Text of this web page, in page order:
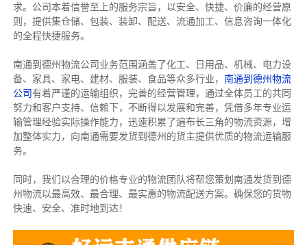
求。公司本着信誉至上的服务宗旨，以安全、快捷、价廉的经营原
则，提供集仓储、包装、装卸、配送、流通加工、信息咨询一体化
的全程快捷服务。
南通到德州物流公司业务范围涵盖了化工、日用品、机械、电力设
备、家具、家电、建材、服装、食品等众多行业， 南通到德州物流
公司有着严谨的运输组织，完善的经营管理，通过全体员工的共同
努力和客户支持、信赖下，不断得以发展和完善，凭借多年专业运
输管理经验实际操作能力，迅速积累了遍布长三角的物流资源，增
加整体实力，向南通需要发货到德州的货主提供优质的物流运输服
务。
同时，我们以合理的价格专业的物流团队将帮您策划南通发货到德
州物流以最高效、最合理、最实惠的物流配送方案。确保您的货物
快速、安全、准时地到达！